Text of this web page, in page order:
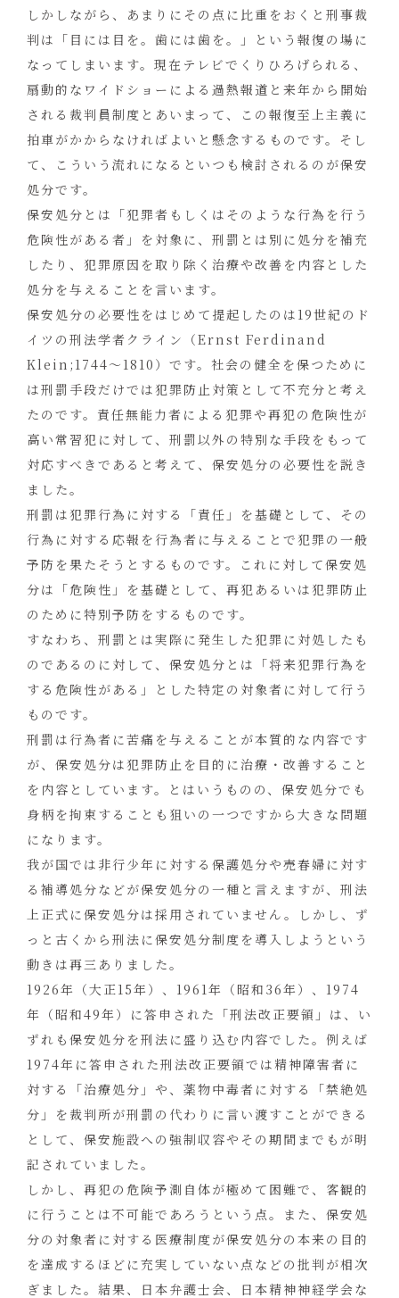
しかしながら、あまりにその点に比重をおくと刑事裁
判は「目には目を。歯には歯を。」という報復の場に
なってしまいます。現在テレビでくりひろげられる、
扇動的なワイドショーによる過熱報道と来年から開始
される裁判員制度とあいまって、この報復至上主義に
拍車がかからなければよいと懸念するものです。そし
て、こういう流れになるといつも検討されるのが保安
処分です。
保安処分とは「犯罪者もしくはそのような行為を行う
危険性がある者」を対象に、刑罰とは別に処分を補充
したり、犯罪原因を取り除く治療や改善を内容とした
処分を与えることを言います。
保安処分の必要性をはじめて提起したのは19世紀のド
イツの刑法学者クライン（Ernst Ferdinand
Klein;1744〜1810）です。社会の健全を保つために
は刑罰手段だけでは犯罪防止対策として不充分と考え
たのです。責任無能力者による犯罪や再犯の危険性が
高い常習犯に対して、刑罰以外の特別な手段をもって
対応すべきであると考えて、保安処分の必要性を説き
ました。
刑罰は犯罪行為に対する「責任」を基礎として、その
行為に対する応報を行為者に与えることで犯罪の一般
予防を果たそうとするものです。これに対して保安処
分は「危険性」を基礎として、再犯あるいは犯罪防止
のために特別予防をするものです。
すなわち、刑罰とは実際に発生した犯罪に対処したも
のであるのに対して、保安処分とは「将来犯罪行為を
する危険性がある」とした特定の対象者に対して行う
ものです。
刑罰は行為者に苦痛を与えることが本質的な内容です
が、保安処分は犯罪防止を目的に治療・改善すること
を内容としています。とはいうものの、保安処分でも
身柄を拘束することも狙いの一つですから大きな問題
になります。
我が国では非行少年に対する保護処分や売春婦に対す
る補導処分などが保安処分の一種と言えますが、刑法
上正式に保安処分は採用されていません。しかし、ず
っと古くから刑法に保安処分制度を導入しようという
動きは再三ありました。
1926年（大正15年）、1961年（昭和36年）、1974
年（昭和49年）に答申された「刑法改正要領」は、い
ずれも保安処分を刑法に盛り込む内容でした。例えば
1974年に答申された刑法改正要領では精神障害者に
対する「治療処分」や、薬物中毒者に対する「禁絶処
分」を裁判所が刑罰の代わりに言い渡すことができる
として、保安施設への強制収容やその期間までもが明
記されていました。
しかし、再犯の危険予測自体が極めて困難で、客観的
に行うことは不可能であろうという点。また、保安処
分の対象者に対する医療制度が保安処分の本来の目的
を達成するほどに充実していない点などの批判が相次
ぎました。結果、日本弁護士会、日本精神神経学会な